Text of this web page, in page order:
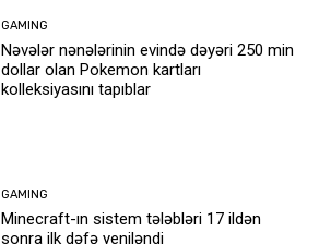
GAMING
Nəvələr nənələrinin evində dəyəri 250 min
dollar olan Pokemon kartları
kolleksiyasını tapıblar
GAMING
Minecraft-ın sistem tələbləri 17 ildən
sonra ilk dəfə yeniləndi